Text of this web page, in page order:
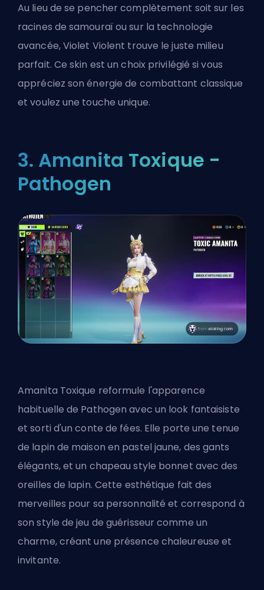
Au lieu de se pencher complètement soit sur les
racines de samouraï ou sur la technologie
avancée, Violet Violent trouve le juste milieu
parfait. Ce skin est un choix privilégié si vous
appréciez son énergie de combattant classique
et voulez une touche unique.
3. Amanita Toxique -
Pathogen
Amanita Toxique reformule l'apparence
habituelle de Pathogen avec un look fantaisiste
et sorti d'un conte de fées. Elle porte une tenue
de lapin de maison en pastel jaune, des gants
élégants, et un chapeau style bonnet avec des
oreilles de lapin. Cette esthétique fait des
merveilles pour sa personnalité et correspond à
son style de jeu de guérisseur comme un
charme, créant une présence chaleureuse et
invitante.